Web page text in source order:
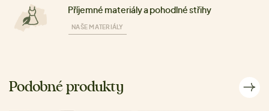
Příjemné materiály a pohodlné střihy
NAŠE MATERIÁLY
Podobné produkty